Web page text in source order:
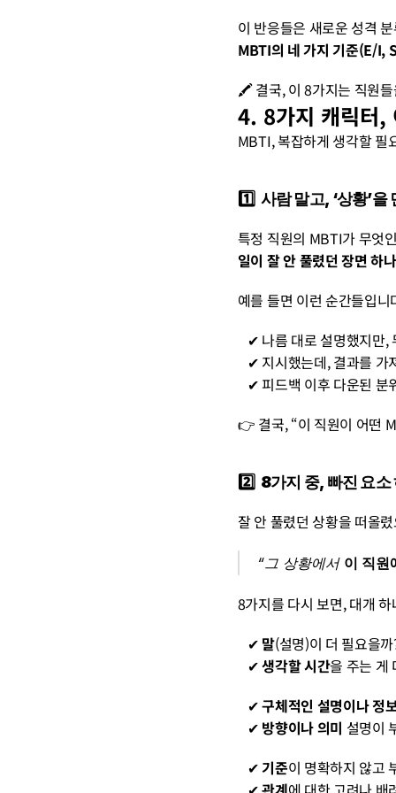
이 반응들은 새로운 성격
MBTI의 네 가지 기준(E/I,
🖍️ 결국, 이 8가지는 직원
4. 8가지 캐릭터,
MBTI, 복잡하게 생각할 필
1️⃣  사람 말고, ‘상황’
특정 직원의 MBTI가 무엇
일이 잘 안 풀렸던 장면 하나
예를 들면 이런 순간들입니
✔︎ 나름 대로 설명했지
✔︎ 지시했는데, 결과를
✔︎ 피드백 이후 다운된
👉 결국, “이 직원이 어떤
2️⃣  8가지 중, 빠진 요
잘 안 풀렸던 상황을 떠올
“그 상황에서 이 직원
8가지를 다시 보면, 대개
   ✔︎
말(설명)이 더 필요을
   ✔︎
생각할 시간을 주는 게
   ✔︎
구체적인 설명이나 정
   ✔︎
방향이나 의미 설명이
   ✔︎
기준이 명확하지 않고